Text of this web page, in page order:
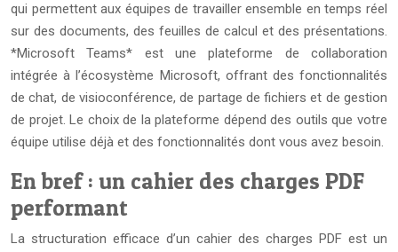
qui permettent aux équipes de travailler ensemble en temps réel
sur des documents, des feuilles de calcul et des présentations.
*Microsoft Teams* est une plateforme de collaboration
intégrée à l’écosystème Microsoft, offrant des fonctionnalités
de chat, de visioconférence, de partage de fichiers et de gestion
de projet. Le choix de la plateforme dépend des outils que votre
équipe utilise déjà et des fonctionnalités dont vous avez besoin.
En bref : un cahier des charges PDF
performant
La structuration efficace d’un cahier des charges PDF est un